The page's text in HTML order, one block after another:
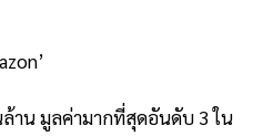
าน มูลค่ามากที่สุดอันดับ 3 ใน